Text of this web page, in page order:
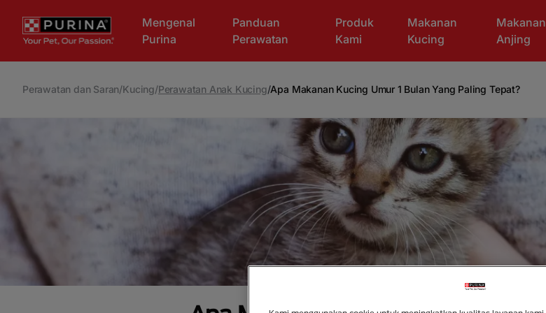
Mengenal
Purina
Panduan
Perawatan
Produk
Kami
Makanan
Kucing
Makanan
Anjing
Perawatan dan Saran/Kucing/Perawatan Anak Kucing/Apa Makanan Kucing Umur 1 Bulan Yang Paling Tepat?